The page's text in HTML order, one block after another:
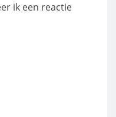
ik een reactie